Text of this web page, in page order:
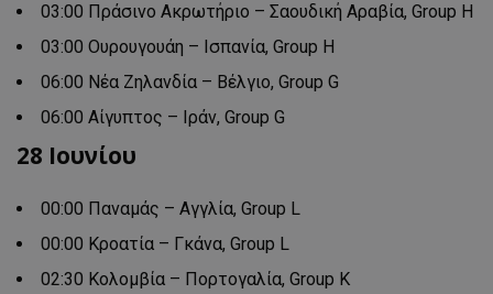
03:00 Πράσινο Ακρωτήριο – Σαουδική Αραβία, Group Η
03:00 Ουρουγουάη – Ισπανία, Group Η
06:00 Νέα Ζηλανδία – Βέλγιο, Group G
06:00 Αίγυπτος – Ιράν, Group G
28 Ιουνίου
00:00 Παναμάς – Αγγλία, Group L
00:00 Κροατία – Γκάνα, Group L
02:30 Κολομβία – Πορτογαλία, Group K